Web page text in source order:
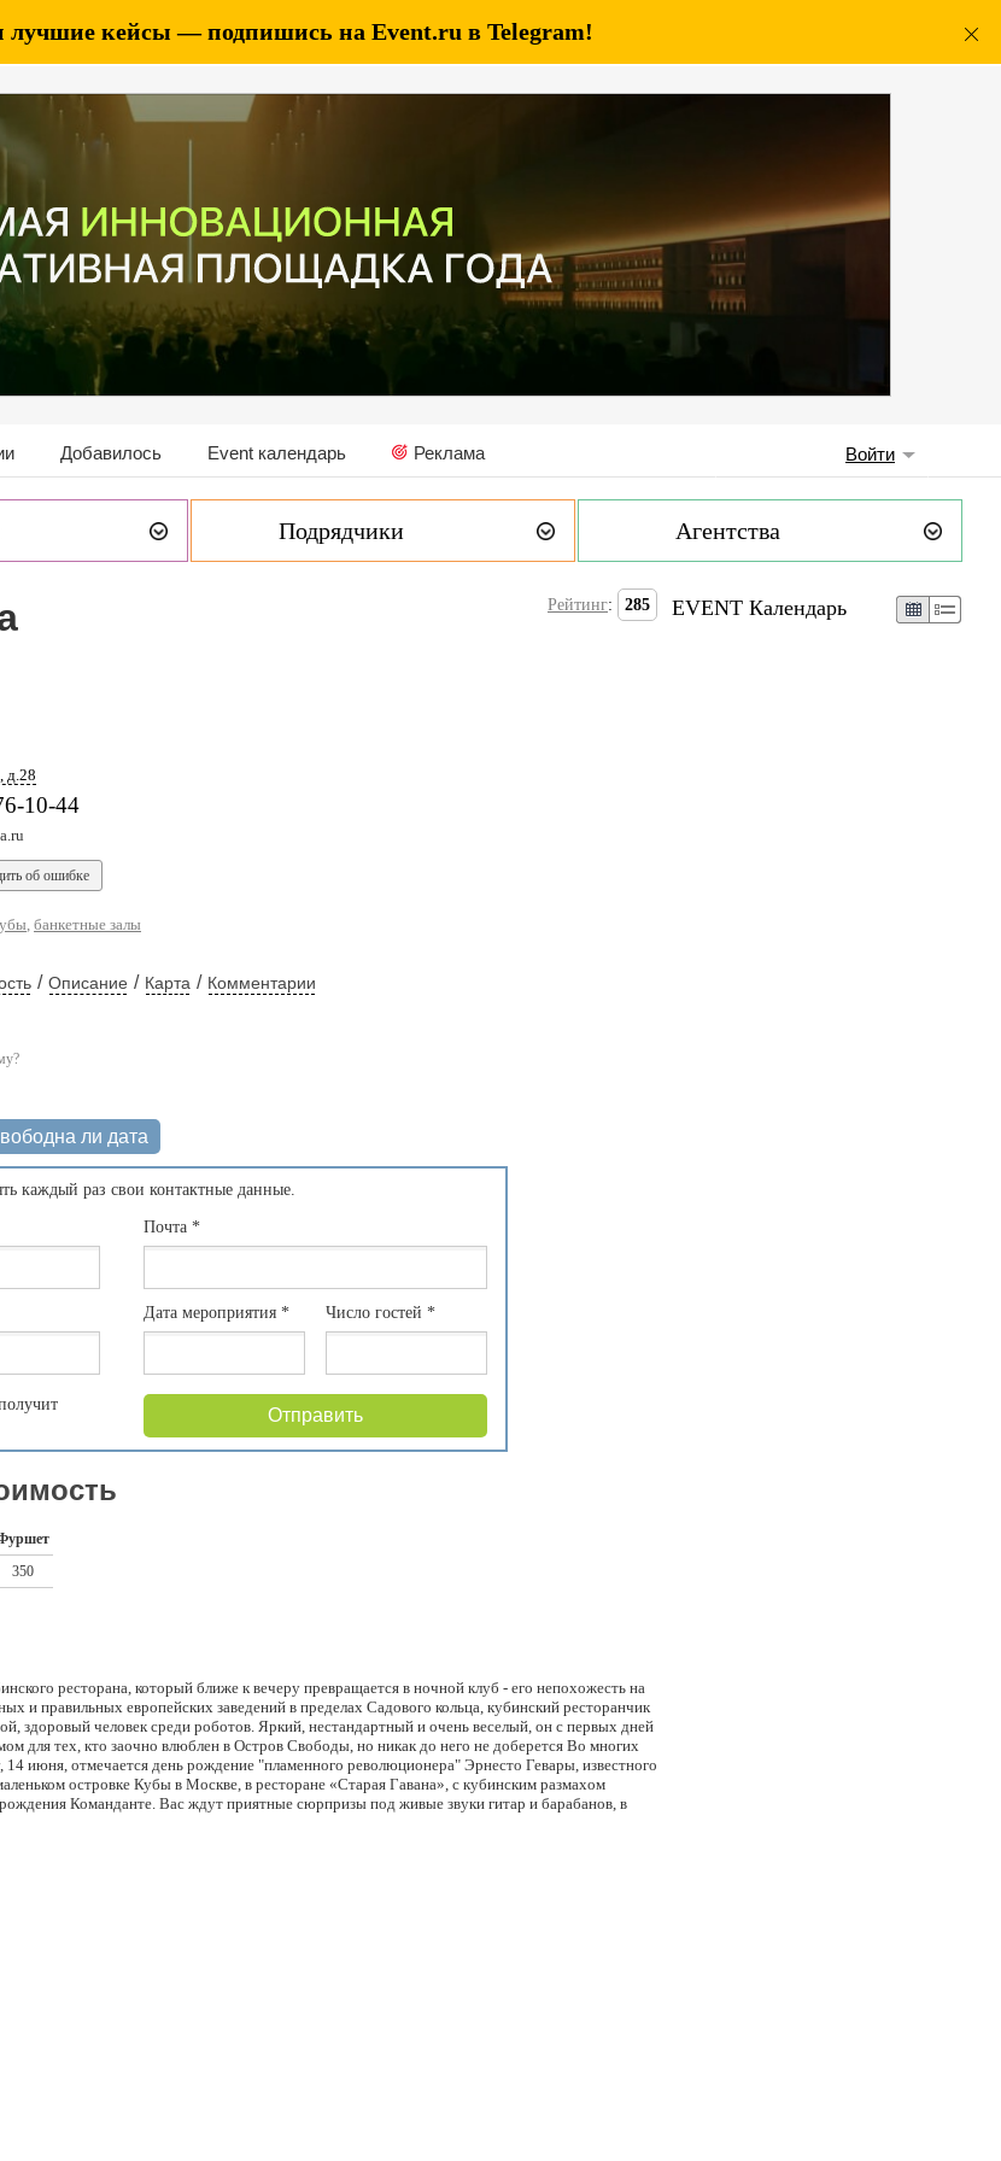
лучшие кейсы — подпишись на Event.ru в Telegram!
Добавилось Event календарь Реклама Войти
Подрядчики Агентства
Рейтинг: 285
д.28
10-44
об ошибке
, банкетные залы
/ Описание / Карта / Комментарии
ли дата
каждый раз свои контактные данные.
Почта*
Дата мероприятия* Число гостей*
Отправить
350
ресторана, который ближе к вечеру превращается в ночной клуб - его непохожесть на
и правильных европейских заведений в пределах Садового кольца, кубинский ресторанчик
здоровый человек среди роботов. Яркий, нестандартный и очень веселый, он с первых дней
для тех, кто заочно влюблен в Остров Свободы, но никак до него не доберется Во многих
июня, отмечается день рождение "пламенного революционера" Эрнесто Гевары, известного
островке Кубы в Москве, в ресторане «Старая Гавана», с кубинским размахом
Команданте. Вас ждут приятные сюрпризы под живые звуки гитар и барабанов, в
EVENT Календарь